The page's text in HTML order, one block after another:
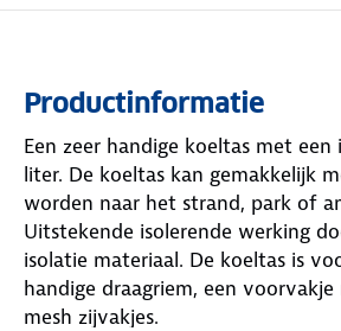
Productinformatie
Een zeer handige koeltas met een
liter. De koeltas kan gemakkelijk
worden naar het strand, park of
Uitstekende isolerende werking
isolatie materiaal. De koeltas is
handige draagriem, een
mesh zijvakjes.